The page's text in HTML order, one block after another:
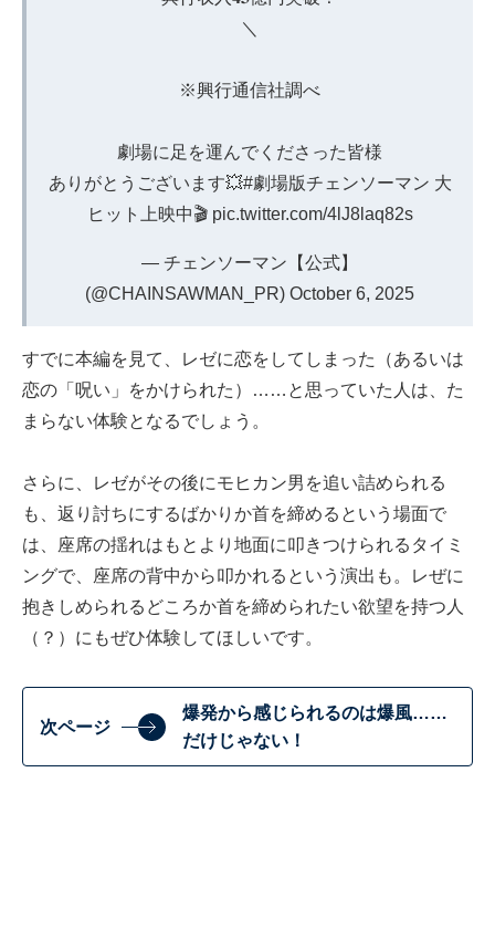
＼
※興行通信社調べ
劇場に足を運んでくださった皆様
ありがとうございます💥#劇場版チェンソーマン 大
ヒット上映中🎬 pic.twitter.com/4lJ8laq82s
— チェンソーマン【公式】
(@CHAINSAWMAN_PR) October 6, 2025
すでに本編を見て、レゼに恋をしてしまった（あるいは
恋の「呪い」をかけられた）……と思っていた人は、た
まらない体験となるでしょう。
さらに、レゼがその後にモヒカン男を追い詰められる
も、返り討ちにするばかりか首を締めるという場面で
は、座席の揺れはもとより地面に叩きつけられるタイミ
ングで、座席の背中から叩かれるという演出も。レぜに
抱きしめられるどころか首を締められたい欲望を持つ人
（？）にもぜひ体験してほしいです。
次ページ
爆発から感じられるのは爆風……
だけじゃない！